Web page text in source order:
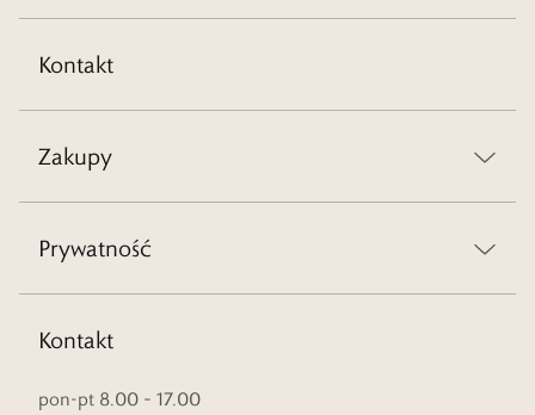
Kontakt
Zakupy
Prywatność
Kontakt
pon-pt 8.00 – 17.00